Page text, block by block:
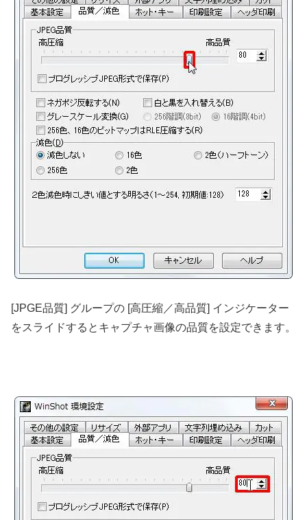
[JPGE品質] グループの [高圧縮／高品質] インジケーター
をスライドするとキャプチャ画像の品質を設定できます。